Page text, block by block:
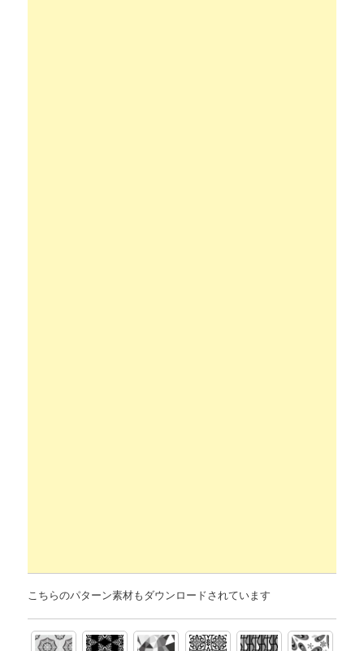
こちらのパターン素材もダウンロードされています